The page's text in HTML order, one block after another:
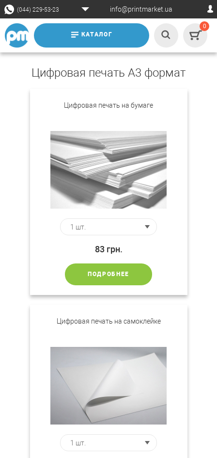
(044) 229-53-23 info@printmarket.ua
КАТАЛОГ
0
Цифровая печать А3 формат
Цифровая печать на бумаге
83 грн.
ПОДРОБНЕЕ
Цифровая печать на самоклейке